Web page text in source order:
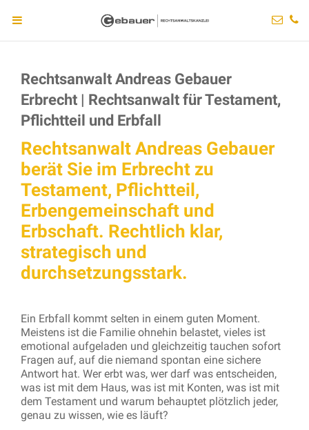
Rechtsanwalt Andreas Gebauer
Erbrecht | Rechtsanwalt für Testament,
Pflichtteil und Erbfall
Rechtsanwalt Andreas Gebauer
berät Sie im Erbrecht zu
Testament, Pflichtteil,
Erbengemeinschaft und
Erbschaft. Rechtlich klar,
strategisch und
durchsetzungsstark.
Ein Erbfall kommt selten in einem guten Moment.
Meistens ist die Familie ohnehin belastet, vieles ist
emotional aufgeladen und gleichzeitig tauchen sofort
Fragen auf, auf die niemand spontan eine sichere
Antwort hat. Wer erbt was, wer darf was entscheiden,
was ist mit dem Haus, was ist mit Konten, was ist mit
dem Testament und warum behauptet plötzlich jeder,
genau zu wissen, wie es läuft?